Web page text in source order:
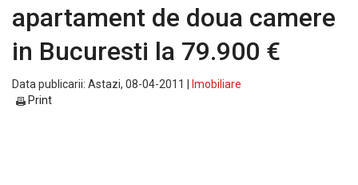
apartament de doua camere
in Bucuresti la 79.900 €
Data publicarii: Astazi, 08-04-2011 |
Imobiliare
Print